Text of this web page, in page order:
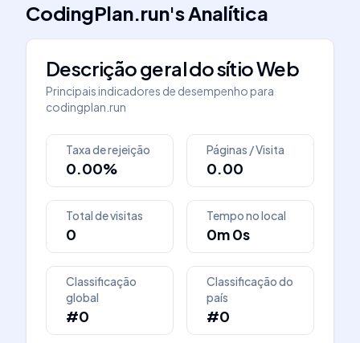
CodingPlan.run'sAnalítica
Descrição geral do sítio Web
Principais indicadores de desempenho para
codingplan.run
Taxa de rejeição
0.00%
Páginas / Visita
0.00
Total de visitas
0
Tempo no local
0m 0s
Classificação
global
#0
Classificação do
país
#0